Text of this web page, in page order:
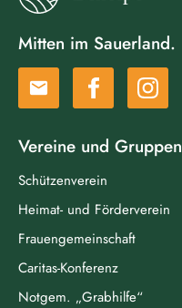
Mitten im Sauerland.
email
Vereine und Gruppen
Schützenverein
Heimat- und Förderverein
Frauengemeinschaft
Caritas-Konferenz
Notgem. „Grabhilfe“